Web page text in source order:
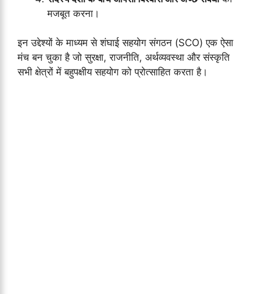
मजबूत करना।
इन उद्देश्यों के माध्यम से शंघाई सहयोग संगठन (SCO) एक ऐसा
मंच बन चुका है जो सुरक्षा, राजनीति, अर्थव्यवस्था और संस्कृति
सभी क्षेत्रों में बहुपक्षीय सहयोग को प्रोत्साहित करता है।